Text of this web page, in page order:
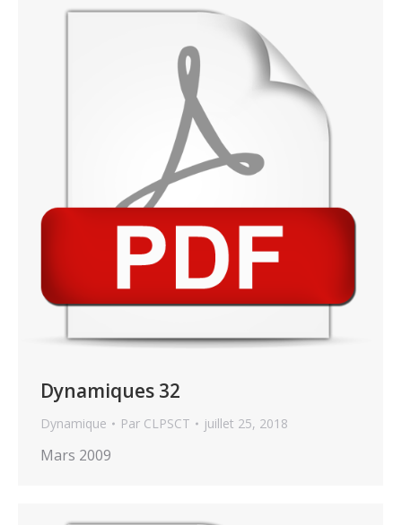
Dynamiques 32
Dynamique Par CLPSCT juillet 25, 2018
Mars 2009